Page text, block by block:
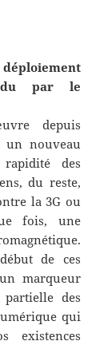
par le
depuis
un nouveau
des
du reste,
la 3G ou
fois, une
de ces
marqueur
partielle des
qui
existences